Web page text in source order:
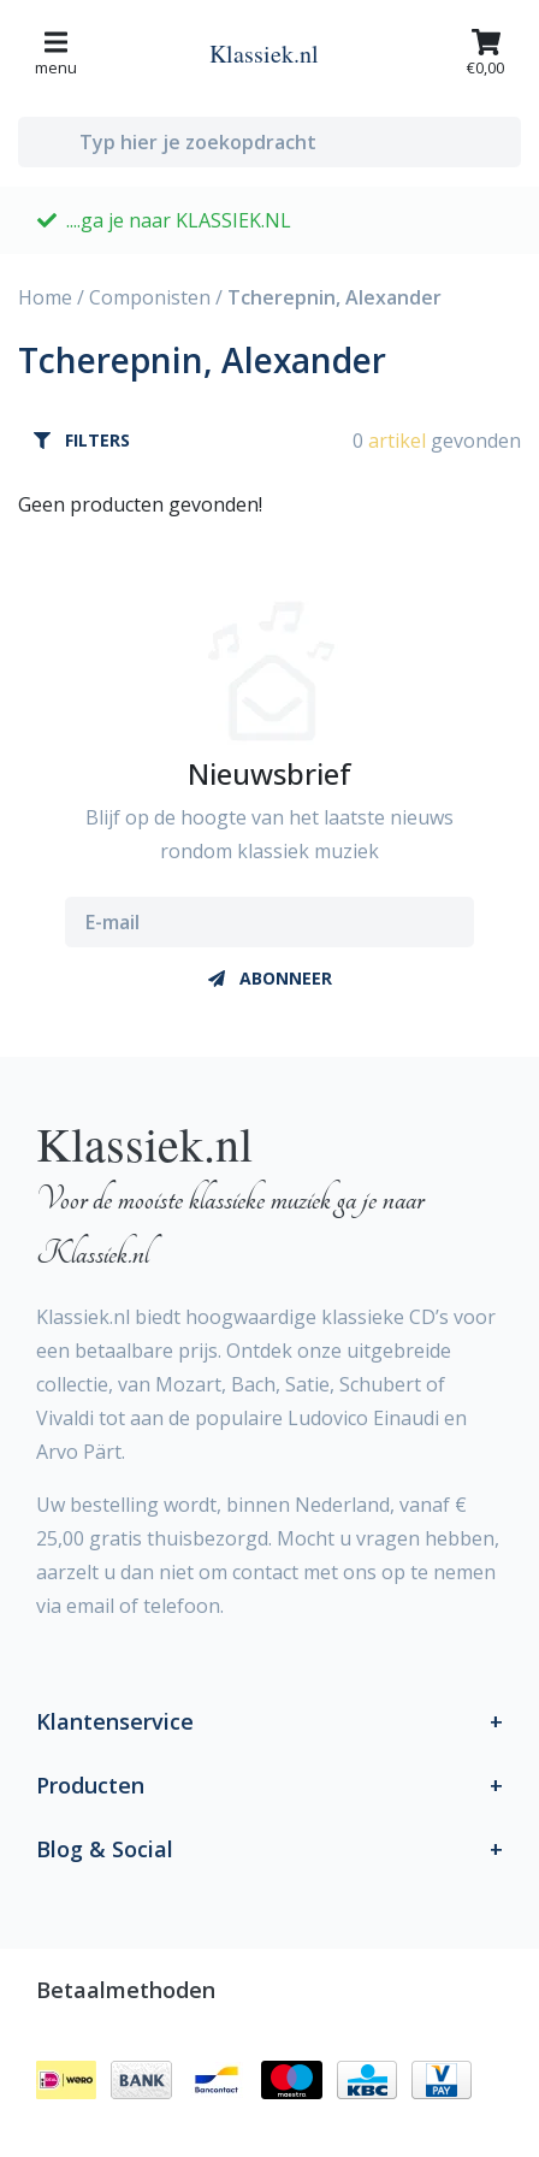
menu Klassiek.nl €0,00
....ga je naar KLASSIEK.NL
Home /Componisten / Tcherepnin, Alexander
Tcherepnin, Alexander
FILTERS 0 artikel gevonden
Geen producten gevonden!
Nieuwsbrief
Blijf op de hoogte van het laatste nieuws
rondom klassiek muziek
ABONNEER
Klassiek.nl
Voor de mooiste klassieke muziek ga je naar
Klassiek.nl
Klassiek.nl biedt hoogwaardige klassieke CD’s voor
een betaalbare prijs. Ontdek onze uitgebreide
collectie, van Mozart, Bach, Satie, Schubert of
Vivaldi tot aan de populaire Ludovico Einaudi en
Arvo Pärt.
Uw bestelling wordt, binnen Nederland, vanaf €
25,00 gratis thuisbezorgd. Mocht u vragen hebben,
aarzelt u dan niet om contact met ons op te nemen
via email of telefoon.
Klantenservice
Producten
Blog & Social
Betaalmethoden